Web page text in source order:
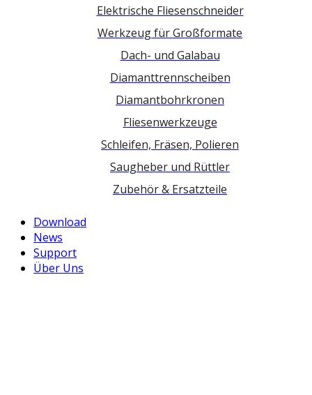
Elektrische Fliesenschneider
Werkzeug für Großformate
Dach- und Galabau
Diamanttrennscheiben
Diamantbohrkronen
Fliesenwerkzeuge
Schleifen, Fräsen, Polieren
Saugheber und Rüttler
Zubehör & Ersatzteile
Download
News
Support
Über Uns